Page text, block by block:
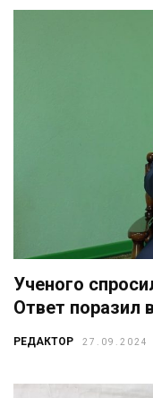
Ученого
Ответ поразил
РЕДАКТОР 27.09.2024